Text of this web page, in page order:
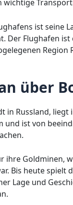
wichtige
ist seine
Der Flughafen
Region
über
in Russland,
und ist von
ihre Goldminen,
Bis heute spielt
Lage und